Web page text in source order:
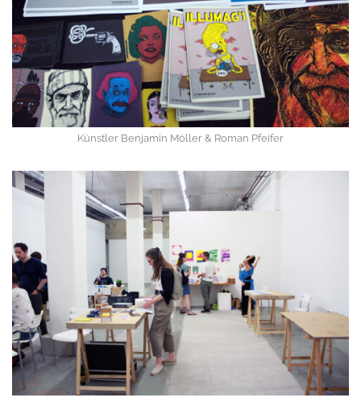
Künstler Benjamin Möller & Roman Pfeifer